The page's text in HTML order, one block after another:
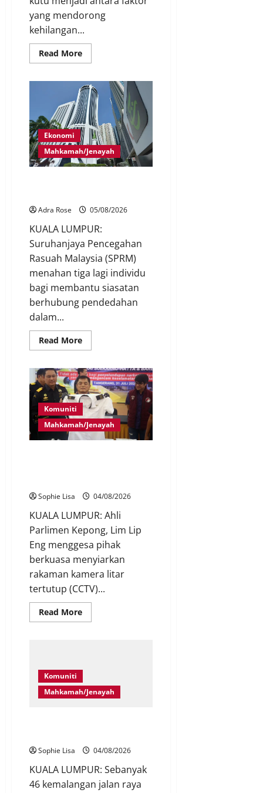
yang mendorong
kehilangan...
Read More
Ekonomi
Mahkamah/Jenayah
Adra Rose 05/08/2026
KUALA LUMPUR:
Suruhanjaya Pencegahan
Rasuah Malaysia (SPRM)
menahan tiga lagi individu
bagi membantu siasatan
berhubung pendedahan
dalam...
Read More
Komuniti
Mahkamah/Jenayah
Sophie Lisa 04/08/2026
KUALA LUMPUR: Ahli
Parlimen Kepong, Lim Lip
Eng menggesa pihak
berkuasa menyiarkan
rakaman kamera litar
tertutup (CCTV)...
Read More
Komuniti
Mahkamah/Jenayah
Sophie Lisa 04/08/2026
KUALA LUMPUR: Sebanyak
46 kemalangan jalan raya